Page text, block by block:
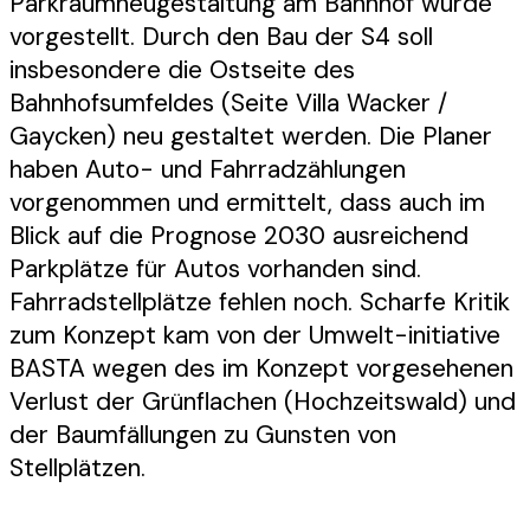
vorgestellt. Durch den Bau der S4 soll
insbesondere die Ostseite des
Bahnhofsumfeldes (Seite Villa Wacker /
Gaycken) neu gestaltet werden. Die Planer
haben Auto- und Fahrradzählungen
vorgenommen und ermittelt, dass auch im
Blick auf die Prognose 2030 ausreichend
Parkplätze für Autos vorhanden sind.
Fahrradstellplätze fehlen noch. Scharfe Kritik
zum Konzept kam von der Umwelt-initiative
BASTA wegen des im Konzept vorgesehenen
Verlust der Grünflachen (Hochzeitswald) und
der Baumfällungen zu Gunsten von
Stellplätzen.